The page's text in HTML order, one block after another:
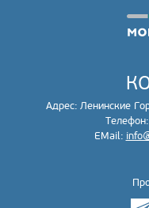
Адрес: Ленинские
EMail: